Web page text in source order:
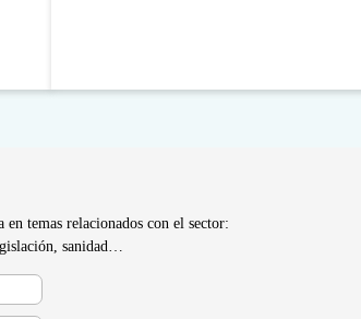
en temas relacionados con el sector:
sanidad…